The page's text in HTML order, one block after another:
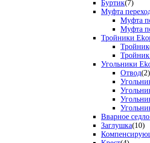
Буртик(7)
Муфта
Муфта
Муфта
Тройники
Тройник
Угольники
Отвод(2)
Вварное
Заглушка(10)